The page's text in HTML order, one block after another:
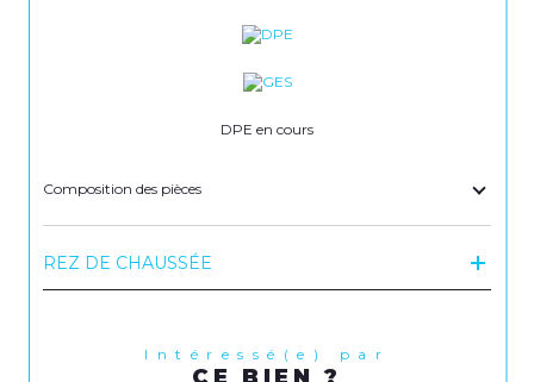
DPE en cours
Composition des pièces
REZ DE CHAUSSÉE
Intéressé(e) par
CE BIEN ?